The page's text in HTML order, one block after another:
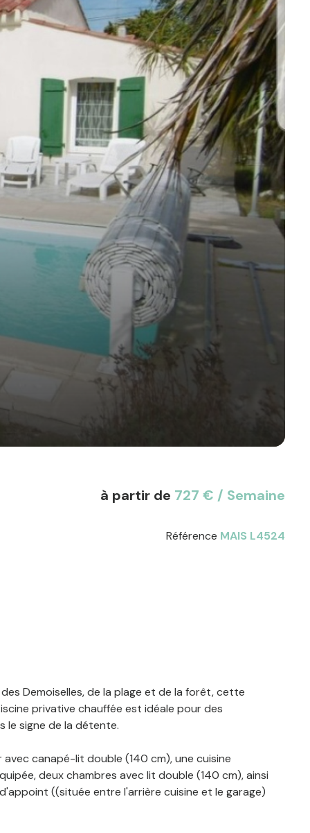
à partir de 727 € / Semaine
Référence MAIS L4524
Demoiselles, de la plage et de la forêt, cette
privative chauffée est idéale pour des
le signe de la détente.
avec canapé-lit double (140 cm), une cuisine
deux chambres avec lit double (140 cm), ainsi
((située entre l'arrière cuisine et le garage)